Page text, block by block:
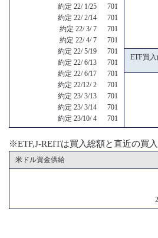
約定 22/ 1/25 701
約定 22/ 2/14 701
約定 22/ 3/ 7 701
約定 22/ 4/ 7 701
約定 22/ 5/19 701
約定 22/ 6/13 701
約定 22/ 6/17 701
約定 22/12/ 2 701
約定 23/ 3/13 701
約定 23/ 3/14 701
約定 23/10/ 4 701
ETF買
※ETF,J-REITは買入総額と直近の買
米ドル資金供給